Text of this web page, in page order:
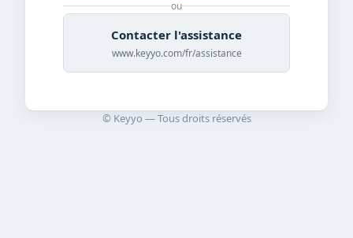
ou
Contacter l'assistance
www.keyyo.com/fr/assistance
© Keyyo — Tous droits réservés